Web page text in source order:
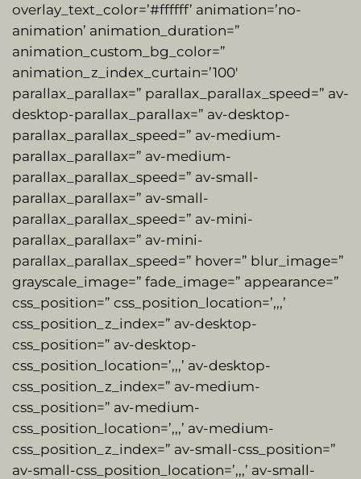
overlay_text_color=’#ffffff’ animation=’no-
animation’ animation_duration=”
animation_custom_bg_color=”
animation_z_index_curtain=’100′
parallax_parallax=” parallax_parallax_speed=” av-
desktop-parallax_parallax=” av-desktop-
parallax_parallax_speed=” av-medium-
parallax_parallax=” av-medium-
parallax_parallax_speed=” av-small-
parallax_parallax=” av-small-
parallax_parallax_speed=” av-mini-
parallax_parallax=” av-mini-
parallax_parallax_speed=” hover=” blur_image=”
grayscale_image=” fade_image=” appearance=”
css_position=” css_position_location=’,,,’
css_position_z_index=” av-desktop-
css_position=” av-desktop-
css_position_location=’,,,’ av-desktop-
css_position_z_index=” av-medium-
css_position=” av-medium-
css_position_location=’,,,’ av-medium-
css_position_z_index=” av-small-css_position=”
av-small-css_position_location=’,,,’ av-small-